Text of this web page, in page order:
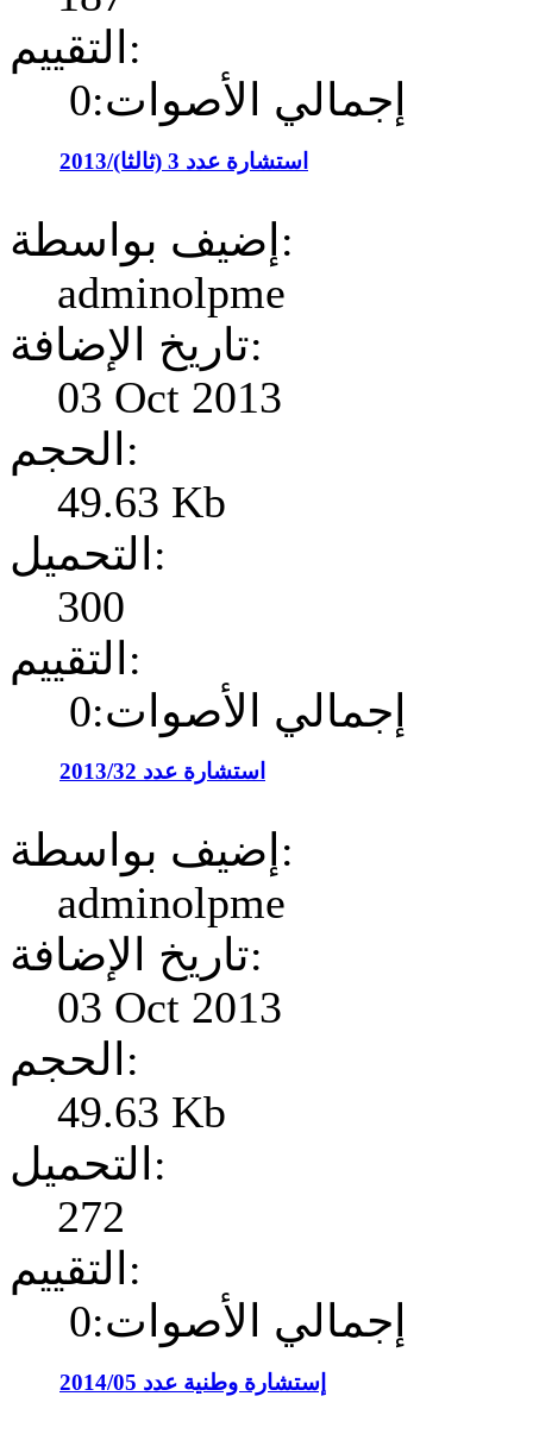
التقييم:
إجمالي الأصوات:0
استشارة عدد 3 (ثالثا)/2013
إضيف بواسطة:
adminolpme
تاريخ الإضافة:
03 Oct 2013
الحجم:
49.63 Kb
التحميل:
300
التقييم:
إجمالي الأصوات:0
استشارة عدد 2013/32
إضيف بواسطة:
adminolpme
تاريخ الإضافة:
03 Oct 2013
الحجم:
49.63 Kb
التحميل:
272
التقييم:
إجمالي الأصوات:0
إستشارة وطنية عدد 2014/05